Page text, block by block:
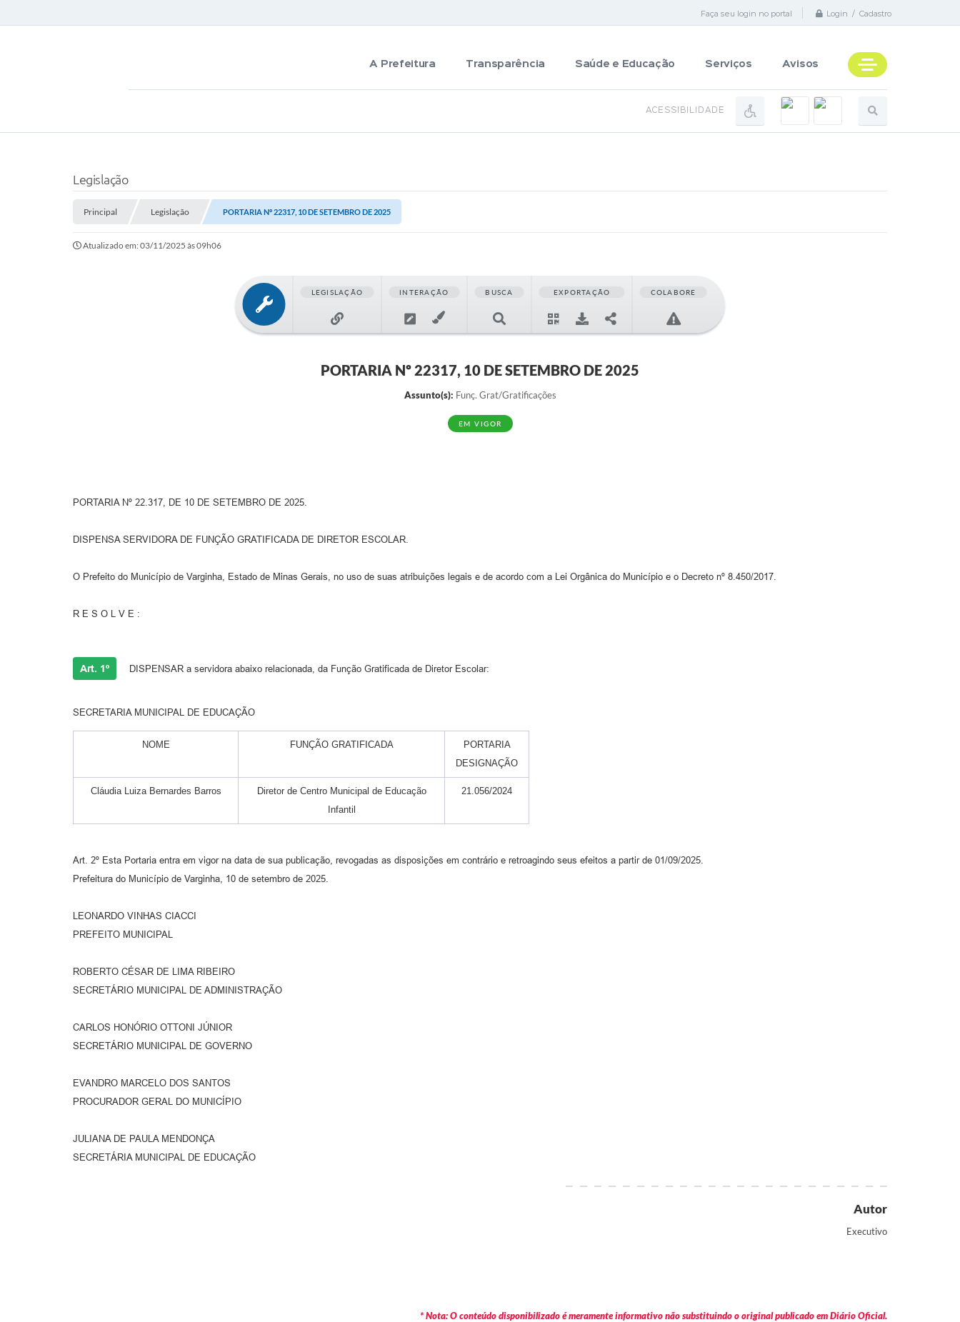
Faça seu login no portal Login / Cadastro
A Prefeitura Transparência Saúde e Educação Serviços Avisos
ACESSIBILIDADE
Legislação
Principal Legislação PORTARIA Nº 22317, 10 DE SETEMBRO DE 2025
Atualizado em: 03/11/2025 às 09h06
LEGISLAÇÃO INTERAÇÃO BUSCA EXPORTAÇÃO COLABORE
PORTARIA Nº 22317, 10 DE SETEMBRO DE 2025
Assunto(s): Funç. Grat/Gratificações
EM VIGOR
PORTARIA Nº 22.317, DE 10 DE SETEMBRO DE 2025.
DISPENSA SERVIDORA DE FUNÇÃO GRATIFICADA DE DIRETOR ESCOLAR.
O Prefeito do Município de Varginha, Estado de Minas Gerais, no uso de suas atribuições legais e de acordo com a Lei Orgânica do Município e o Decreto nº 8.450/2017.
R E S O L V E :
Art. 1º DISPENSAR a servidora abaixo relacionada, da Função Gratificada de Diretor Escolar:
SECRETARIA MUNICIPAL DE EDUCAÇÃO
NOME FUNÇÃO GRATIFICADA
PORTARIA
DESIGNAÇÃO
Cláudia Luiza Bernardes Barros
Diretor de Centro Municipal de Educação
Infantil
21.056/2024
Art. 2º Esta Portaria entra em vigor na data de sua publicação, revogadas as disposições em contrário e retroagindo seus efeitos a partir de 01/09/2025.
Prefeitura do Município de Varginha, 10 de setembro de 2025.
LEONARDO VINHAS CIACCI
PREFEITO MUNICIPAL
ROBERTO CÉSAR DE LIMA RIBEIRO
SECRETÁRIO MUNICIPAL DE ADMINISTRAÇÃO
CARLOS HONÓRIO OTTONI JÚNIOR
SECRETÁRIO MUNICIPAL DE GOVERNO
EVANDRO MARCELO DOS SANTOS
PROCURADOR GERAL DO MUNICÍPIO
JULIANA DE PAULA MENDONÇA
SECRETÁRIA MUNICIPAL DE EDUCAÇÃO
Autor
Executivo
* Nota: O conteúdo disponibilizado é meramente informativo não substituindo o original publicado em Diário Oficial.